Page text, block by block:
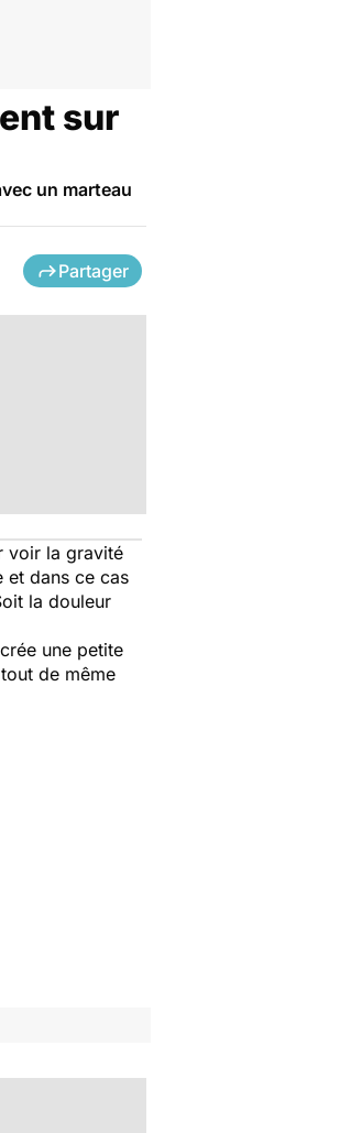
sur
un marteau
Partager
voir la gravité
et dans ce cas
la douleur
une petite
de même